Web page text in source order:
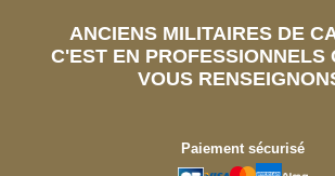
ANCIENS MILITAIRES DE
C'EST EN PROFESSIONNELS
VOUS
Paiement sécurisé